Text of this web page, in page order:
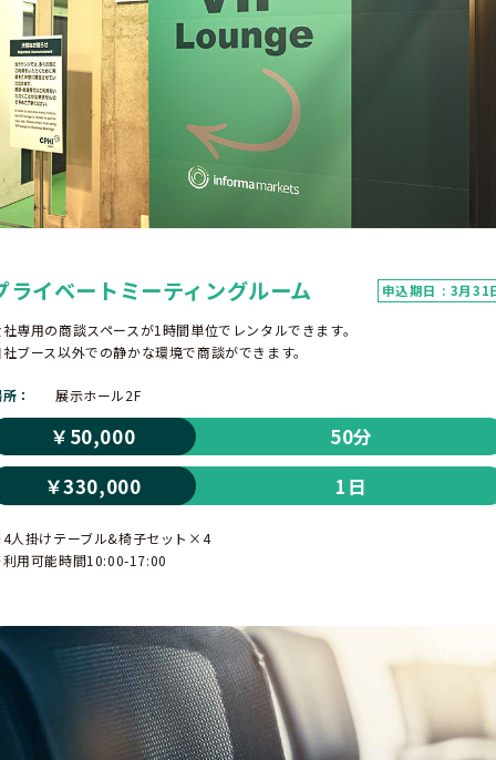
ライベートミーティングルーム 申込期日 : 3月31
専用の商談スペースが1時間単位でレンタルできます。
ブース以外での静かな環境で商談ができます。
展示ホール2F
￥50,000
50分
￥330,000
1日
人掛けテーブル&椅子セット×4
用可能時間10:00-17:00